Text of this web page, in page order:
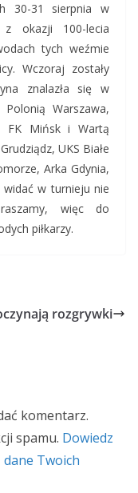
30-31 sierpnia w
z okazji 100-lecia
tych weźmie
Wczoraj zostały
znalazła się w
Warszawa,
FK Mińsk i Wartą
UKS Białe
Arka Gdynia,
w turnieju nie
więc do
piłkarzy.
rozgrywki
komentarz.
spamu. Dowiedz
Twoich